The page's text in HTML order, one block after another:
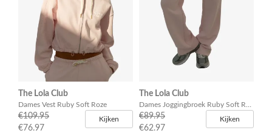
The Lola Club
Dames Vest Ruby Soft Roze
€109.95
€76.97
Kijken
The Lola Club
€89.95
€62.97
Kijken